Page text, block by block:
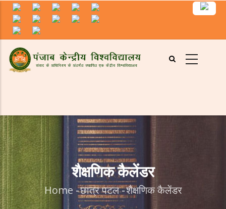
Skip
main
शैक्षणिक कैलेंडर
Breadcrumb
Home -छात्र पटल-शैक्षणिक कैलेंडर